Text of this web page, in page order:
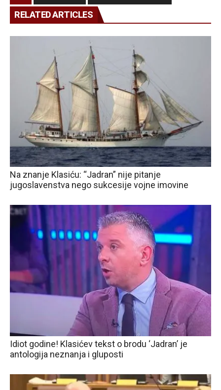
RELATED ARTICLES
Na znanje Klasiću: “Jadran” nije pitanje
jugoslavenstva nego sukcesije vojne imovine
Idiot godine! Klasićev tekst o brodu ‘Jadran’ je
antologija neznanja i gluposti